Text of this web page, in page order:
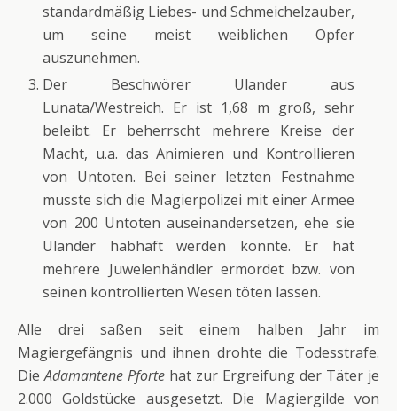
standardmäßig Liebes- und Schmeichelzauber,
um seine meist weiblichen Opfer
auszunehmen.
Der Beschwörer Ulander aus
Lunata/Westreich. Er ist 1,68 m groß, sehr
beleibt. Er beherrscht mehrere Kreise der
Macht, u.a. das Animieren und Kontrollieren
von Untoten. Bei seiner letzten Festnahme
musste sich die Magierpolizei mit einer Armee
von 200 Untoten auseinandersetzen, ehe sie
Ulander habhaft werden konnte. Er hat
mehrere Juwelenhändler ermordet bzw. von
seinen kontrollierten Wesen töten lassen.
Alle drei saßen seit einem halben Jahr im
Magiergefängnis und ihnen drohte die Todesstrafe.
DieAdamantene Pforte hat zur Ergreifung der Täter je
2.000 Goldstücke ausgesetzt. Die Magiergilde von